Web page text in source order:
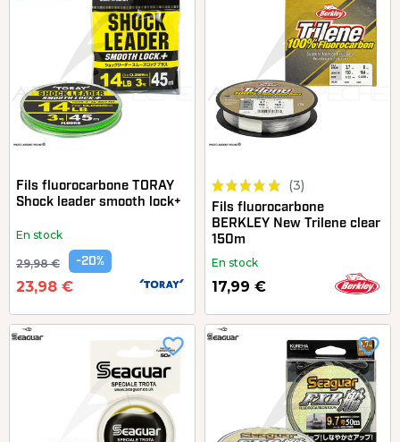
Fils fluorocarbone TORAY
Shock leader smooth lock+
En stock
29,98 € -20%
23,98 €
(3)
Fils fluorocarbone
BERKLEY New Trilene clear
150m
En stock
17,99 €
favorite_border favorite_border